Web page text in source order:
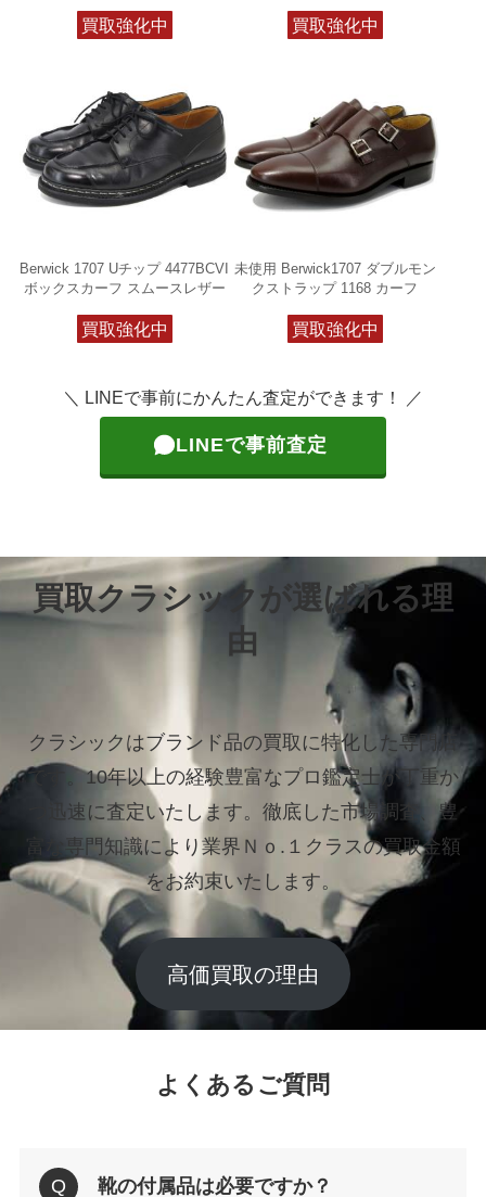
買取強化中 買取強化中
Berwick 1707 Uチップ 4477BCVI
ボックスカーフ スムースレザー
買取強化中
未使用 Berwick1707 ダブルモン
クストラップ 1168 カーフ
買取強化中
＼ LINEで事前にかんたん査定ができます！ ／
LINEで事前査定
買取クラシックが選ばれる理
由
クラシックはブランド品の買取に特化した専門店
です。10年以上の経験豊富なプロ鑑定士が丁重か
つ迅速に査定いたします。 徹底した市場調査、豊
富な専門知識により業界Ｎｏ.１クラスの買取金額
をお約束いたします。
高価買取の理由
よくあるご質問
靴の付属品は必要ですか？